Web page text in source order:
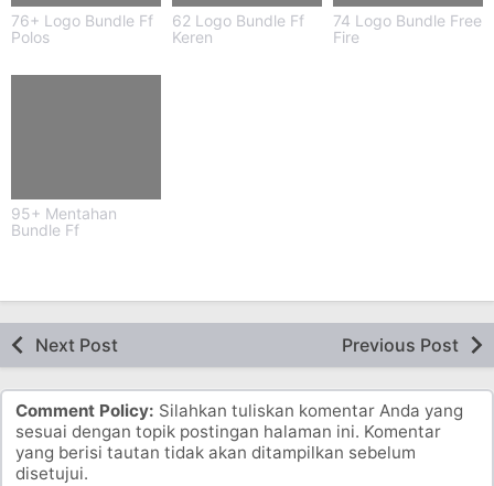
76+ Logo Bundle Ff
Polos
62 Logo Bundle Ff
Keren
74 Logo Bundle Free
Fire
95+ Mentahan
Bundle Ff
Next Post Previous Post
Comment Policy: Silahkan tuliskan komentar Anda yang
sesuai dengan topik postingan halaman ini. Komentar
yang berisi tautan tidak akan ditampilkan sebelum
disetujui.